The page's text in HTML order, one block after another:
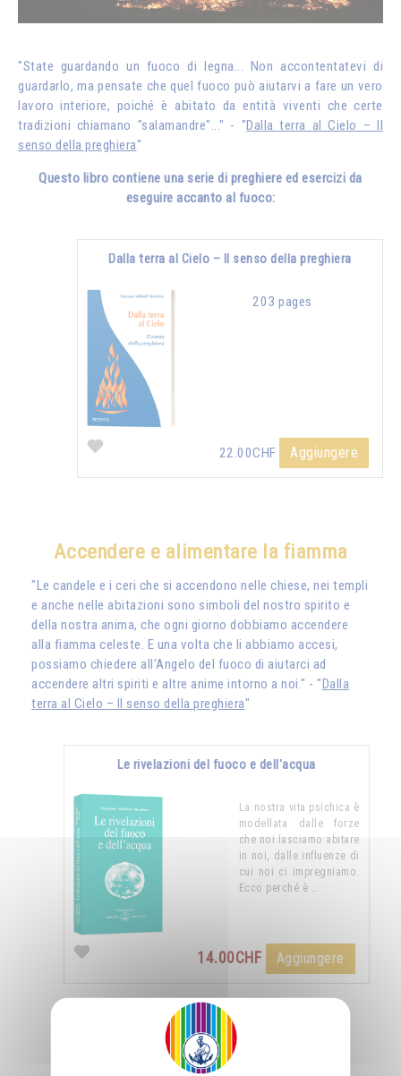
"State guardando un fuoco di legna... Non accontentatevi di
guardarlo, ma pensate che quel fuoco può aiutarvi a fare un vero
lavoro interiore, poiché è abitato da entità viventi che certe
tradizioni chiamano "salamandre"..." - "Dalla terra al Cielo – Il
senso della preghiera"
Questo libro contiene una serie di preghiere ed esercizi da
eseguire accanto al fuoco:
Dalla terra al Cielo – Il senso della preghiera
203 pages
22.00CHF Aggiungere
Accendere e alimentare la fiamma
"Le candele e i ceri che si accendono nelle chiese, nei templi
e anche nelle abitazioni sono simboli del nostro spirito e
della nostra anima, che ogni giorno dobbiamo accendere
alla fiamma celeste. E una volta che li abbiamo accesi,
possiamo chiedere all'Angelo del fuoco di aiutarci ad
accendere altri spiriti e altre anime intorno a noi." - "Dalla
terra al Cielo – Il senso della preghiera"
Le rivelazioni del fuoco e dell'acqua
La nostra vita psichica è
modellata dalle forze
che noi lasciamo abitare
in noi, dalle influenze di
cui noi ci impregniamo.
Ecco perché è …
14.00CHF Aggiungere
Nutrirsi di luce